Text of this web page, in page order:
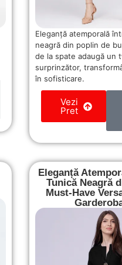
Eleganță atemporală
neagră din poplin de
de la spate adaugă un
surprinzător,
în sofisticare.
Vezi
Pret
Eleganță
Tunică Neagră
Must-Have